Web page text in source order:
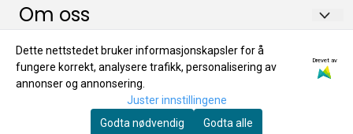
Om oss
Dåvøy & Foss Musikk AS
Salhusvegen 55
Org. nr. 976683323
Info
Åpningstider
Nyhetsbrev
Registrer deg for å motta nyheter og tilbud
Dette nettstedet bruker informasjonskapsler for å
fungere korrekt, analysere trafikk, personalisering av
annonser og annonsering.
Drevet av
Juster innstillingene
Godta nødvendig
Godta alle